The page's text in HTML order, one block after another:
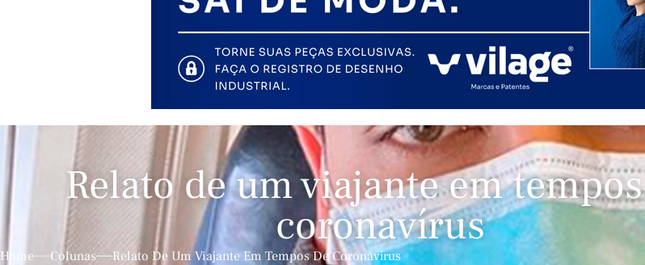
Relato de um viajante em
coronavírus
Home Colunas Relato De Um Viajante Em Tempos De Coronavírus